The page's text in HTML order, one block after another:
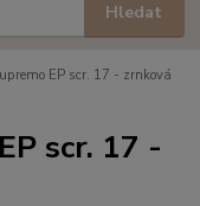
Hledat
EP scr. 17 - zrnková
scr. 17 -